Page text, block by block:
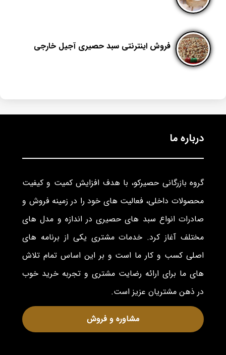
فروش اینترنتی سبد حصیری آجیل خارجی
درباره ما
گروه بازرگانی حصیرکو، با هدف افزایش کمیت و کیفیت
محصولات داخلی، فعالیت های خود را در زمینه فروش و
صادرات انواع سبد های حصیری در اندازه و مدل های
مختلف آغاز کرد. خدمات مشتری یکی از برنامه های
اصلی کسب و کار ما است و بر این اساس تمام تلاش
های ما برای ارائه رضایت مشتری و تجربه خرید خوب
در ذهن مشتریان عزیز است.
مشاوره و فروش